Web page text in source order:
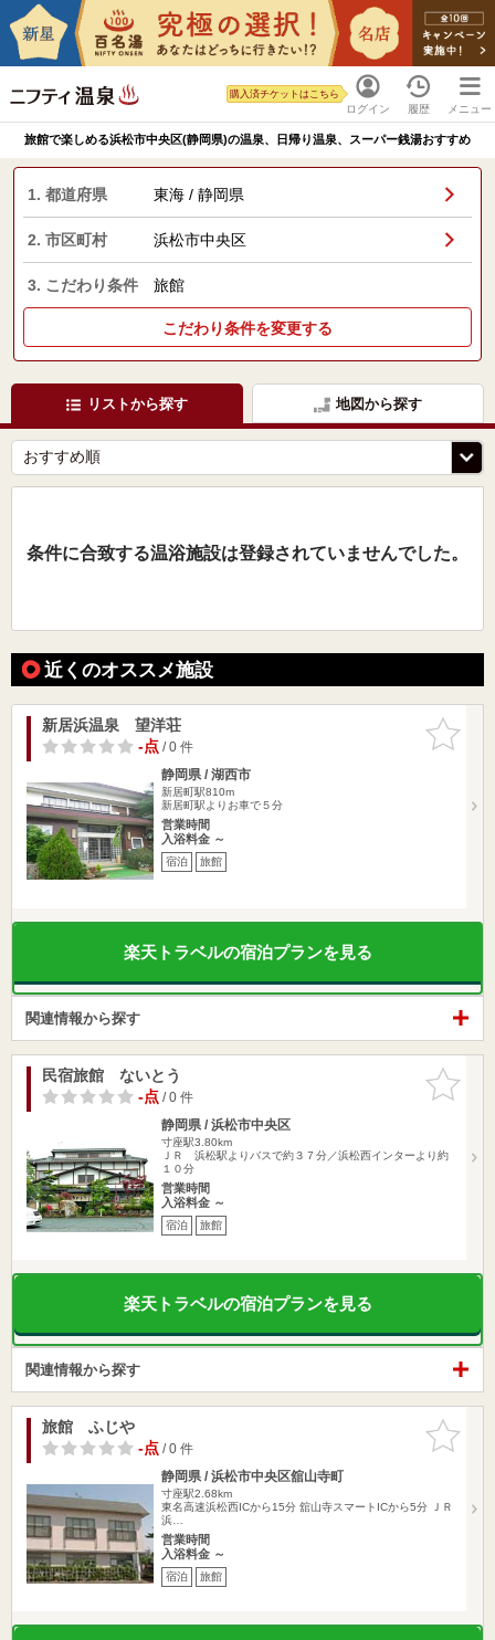
ログイン
購入済チケットはこちら
履歴 メニュー
旅館で楽しめる浜松市中央区(静岡県)の温泉、日帰り温泉、スーパー銭湯おすすめ
1. 都道府県 東海 / 静岡県
2. 市区町村 浜松市中央区
3. こだわり条件 旅館
こだわり条件を変更する
リストから探す 地図から探す
条件に合致する温浴施設は登録されていませんでした。
近くのオススメ施設
お気に入
りに追加
新居浜温泉 望洋荘
-点/ 0 件
静岡県 / 湖西市
新居町駅810m
新居町駅よりお車で５分
営業時間
入浴料金 ～
宿泊 旅館
楽天トラベルの宿泊プランを見る
関連情報から探す
お気に入
りに追加
民宿旅館 ないとう
-点/ 0 件
静岡県 / 浜松市中央区
寸座駅3.80km
ＪＲ 浜松駅よりバスで約３７分／浜松西インターより約
１０分
営業時間
入浴料金 ～
宿泊 旅館
楽天トラベルの宿泊プランを見る
関連情報から探す
お気に入
りに追加
旅館 ふじや
-点/ 0 件
静岡県 / 浜松市中央区舘山寺町
寸座駅2.68km
東名高速浜松西ICから15分 舘山寺スマートICから5分 ＪＲ
浜…
営業時間
入浴料金 ～
宿泊 旅館